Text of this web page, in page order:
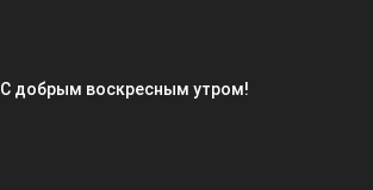
С добрым воскресным утром!